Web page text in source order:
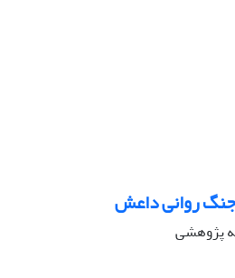
روانی داعش
پژوهشی